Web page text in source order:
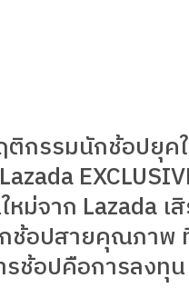
กรรมนักช้อปยุค
หม่จาก Lazada เ
ช้อปสายคุณภาพ
รช้อปคือการลงทุน